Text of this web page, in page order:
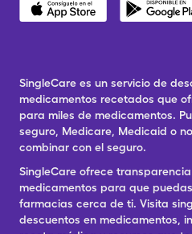
SingleCare es un servicio de
medicamentos recetados que
para miles de medicamentos.
seguro, Medicare, Medicaid o
combinar con el seguro.
SingleCare ofrece
medicamentos para que
farmacias cerca de ti. Visita
descuentos en medicamentos,